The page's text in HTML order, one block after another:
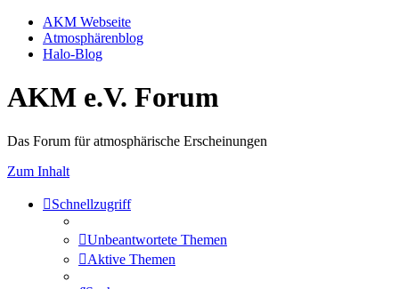
AKM Webseite
Atmosphärenblog
Halo-Blog
AKM e.V. Forum
Das Forum für atmosphärische Erscheinungen
Zum Inhalt
Schnellzugriff
Unbeantwortete Themen
Aktive Themen